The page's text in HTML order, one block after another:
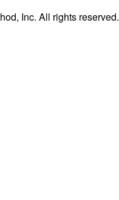
Inc. All rights reserved.